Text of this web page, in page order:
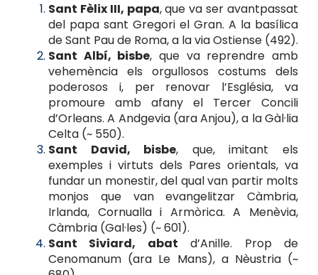
Sant Fèlix III, papa, que va ser avantpassat
del papa sant Gregori el Gran. A la basílica
de Sant Pau de Roma, a la via Ostiense (492).
Sant Albí, bisbe, que va reprendre amb
vehemència els orgullosos costums dels
poderosos i, per renovar l’Església, va
promoure amb afany el Tercer Concili
d’Orleans. A Andgevia (ara Anjou), a la Gàl·lia
Celta (~ 550).
Sant David, bisbe, que, imitant els
exemples i virtuts dels Pares orientals, va
fundar un monestir, del qual van partir molts
monjos que van evangelitzar Càmbria,
Irlanda, Cornualla i Armòrica. A Menèvia,
Càmbria (Gal·les) (~ 601).
Sant Siviard, abat d’Anille. Prop de
Cenomanum (ara Le Mans), a Nèustria (~